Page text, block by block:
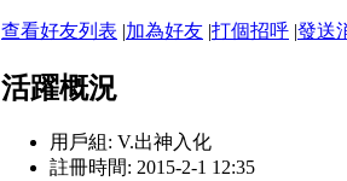
查看好友列表 |加為好友 |打個招呼 |發送
活躍概況
用戶組: V.出神入化
註冊時間: 2015-2-1 12:35